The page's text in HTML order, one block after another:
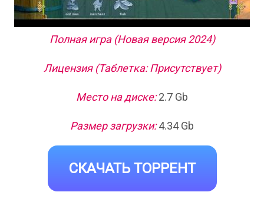
Полная игра (Новая версия 2024)
Лицензия (Таблетка: Присутствует)
Место на диске:2.7 Gb
Размер загрузки:4.34 Gb
СКАЧАТЬ ТОРРЕНТ